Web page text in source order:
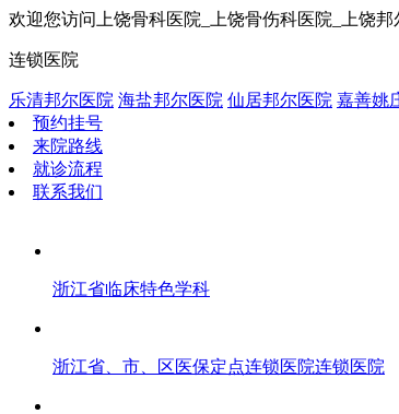
欢迎您访问上饶骨科医院_上饶骨伤科医院_上饶邦
连锁医院
乐清邦尔医院 海盐邦尔医院 仙居邦尔医院 嘉善姚
预约挂号
来院路线
就诊流程
联系我们
浙江省临床特色学科
浙江省、市、区医保定点连锁医院连锁医院